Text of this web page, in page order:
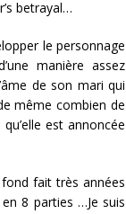
betrayal…
le personnage
manière assez
de son mari qui
même combien de
est annoncée
fait très années
8 parties …Je suis